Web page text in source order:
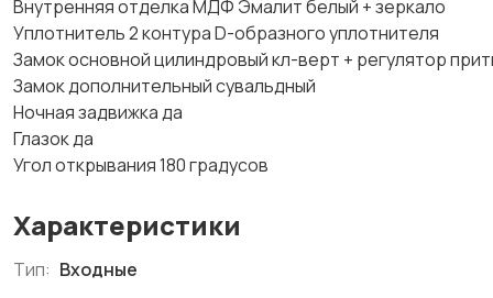
Внутренняя отделка МДФ Эмалит белый + зеркало
Уплотнитель 2 контура D-образного уплотнителя
Замок основной цилиндровый кл-верт + регулятор
Замок дополнительный сувальдный
Ночная задвижка да
Глазок да
Угол открывания 180 градусов
Характеристики
Тип: Входные